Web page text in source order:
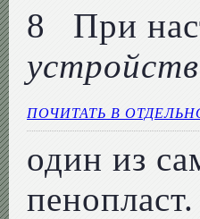
При
ПОЧИТАТЬ В
один из